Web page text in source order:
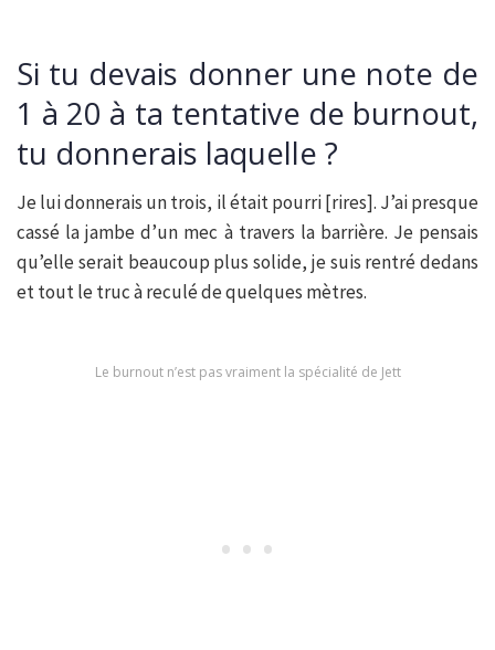
Si tu devais donner une note de
1 à 20 à ta tentative de burnout,
tu donnerais laquelle ?
Je lui donnerais un trois, il était pourri [rires]. J’ai presque
cassé la jambe d’un mec à travers la barrière. Je pensais
qu’elle serait beaucoup plus solide, je suis rentré dedans
et tout le truc à reculé de quelques mètres.
Le burnout n’est pas vraiment la spécialité de Jett